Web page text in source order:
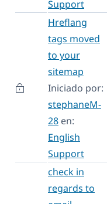
Support
Hreflang
tags moved
to your
sitemap
Iniciado por:
stephaneM-
28 en:
English
Support
check in
regards to